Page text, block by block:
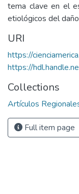
tema clave en el
etiológicos del
URI
https://
https://
Collections
Artículos
Full item page